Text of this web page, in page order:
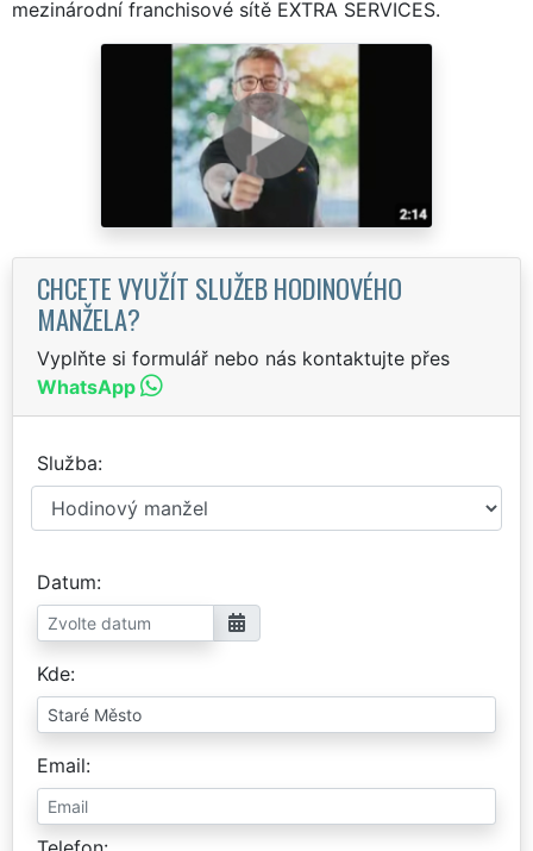
mezinárodní franchisové sítě EXTRA SERVICES.
CHCETE VYUŽÍT SLUŽEB HODINOVÉHO
MANŽELA?
Vyplňte si formulář nebo nás kontaktujte přes
WhatsApp
Služba
Datum
Kde
Email